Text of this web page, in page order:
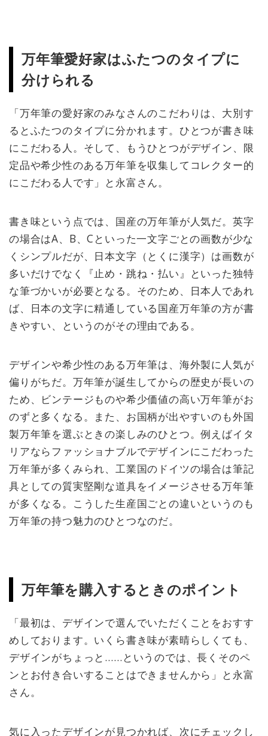
万年筆愛好家はふたつのタイプに
分けられる
「万年筆の愛好家のみなさんのこだわりは、大別す
るとふたつのタイプに分かれます。ひとつが書き味
にこだわる人。そして、もうひとつがデザイン、限
定品や希少性のある万年筆を収集してコレクター的
にこだわる人です」と永富さん。
書き味という点では、国産の万年筆が人気だ。英字
の場合はA、B、Cといった一文字ごとの画数が少な
くシンプルだが、日本文字（とくに漢字）は画数が
多いだけでなく『止め・跳ね・払い』といった独特
な筆づかいが必要となる。そのため、日本人であれ
ば、日本の文字に精通している国産万年筆の方が書
きやすい、というのがその理由である。
デザインや希少性のある万年筆は、海外製に人気が
偏りがちだ。万年筆が誕生してからの歴史が長いの
ため、ビンテージものや希少価値の高い万年筆がお
のずと多くなる。また、お国柄が出やすいのも外国
製万年筆を選ぶときの楽しみのひとつ。例えばイタ
リアならファッショナブルでデザインにこだわった
万年筆が多くみられ、工業国のドイツの場合は筆記
具としての質実堅剛な道具をイメージさせる万年筆
が多くなる。こうした生産国ごとの違いというのも
万年筆の持つ魅力のひとつなのだ。
万年筆を購入するときのポイント
「最初は、デザインで選んでいただくことをおすす
めしております。いくら書き味が素晴らしくても、
デザインがちょっと……というのでは、長くそのペ
ンとお付き合いすることはできませんから」と永富
さん。
気に入ったデザインが見つかれば、次にチェックし